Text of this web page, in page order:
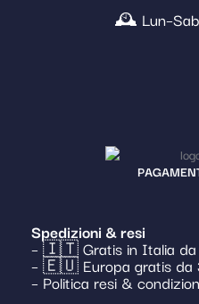
🕰️ Lun–Sab
Spedizioni & resi
– 🇮🇹 Gratis in Italia da
– 🇪🇺 Europa gratis da
– Politica resi &